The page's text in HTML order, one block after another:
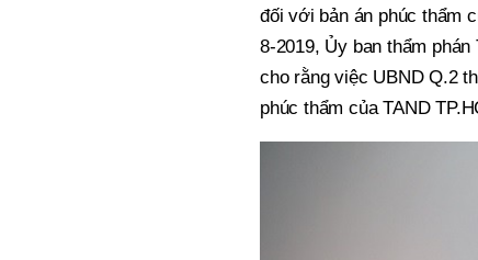
đối với bản án phúc thẩm
8-2019, Ủy ban thẩm
cho rằng việc UBND Q.2
phúc thẩm của TAND